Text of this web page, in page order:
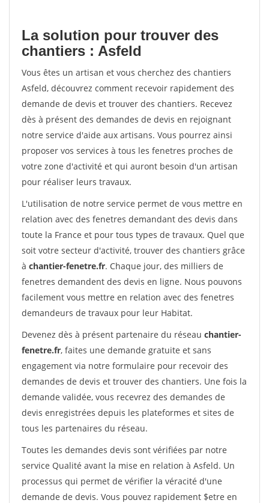
La solution pour trouver des
chantiers : Asfeld
Vous êtes un artisan et vous cherchez des chantiers
Asfeld, découvrez comment recevoir rapidement des
demande de devis et trouver des chantiers. Recevez
dès à présent des demandes de devis en rejoignant
notre service d'aide aux artisans. Vous pourrez ainsi
proposer vos services à tous les fenetres proches de
votre zone d'activité et qui auront besoin d'un artisan
pour réaliser leurs travaux.
L'utilisation de notre service permet de vous mettre en
relation avec des fenetres demandant des devis dans
toute la France et pour tous types de travaux. Quel que
soit votre secteur d'activité, trouver des chantiers grâce
à chantier-fenetre.fr. Chaque jour, des milliers de
fenetres demandent des devis en ligne. Nous pouvons
facilement vous mettre en relation avec des fenetres
demandeurs de travaux pour leur Habitat.
Devenez dès à présent partenaire du réseau chantier-
fenetre.fr, faites une demande gratuite et sans
engagement via notre formulaire pour recevoir des
demandes de devis et trouver des chantiers. Une fois la
demande validée, vous recevrez des demandes de
devis enregistrées depuis les plateformes et sites de
tous les partenaires du réseau.
Toutes les demandes devis sont vérifiées par notre
service Qualité avant la mise en relation à Asfeld. Un
processus qui permet de vérifier la véracité d'une
demande de devis. Vous pouvez rapidement $etre en